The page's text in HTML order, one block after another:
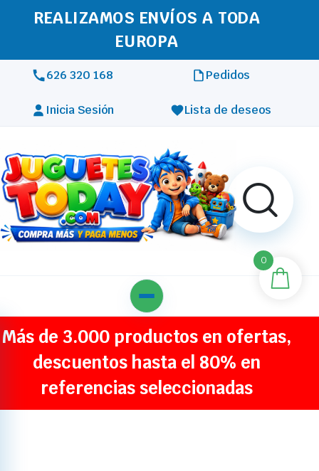
REALIZAMOS ENVÍOS A TODA
EUROPA
626 320 168 Pedidos
Inicia Sesión Lista de deseos
Más de 3.000 productos en ofertas,
descuentos hasta el 80% en
referencias seleccionadas
0